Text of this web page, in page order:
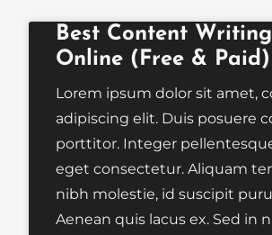
Best Content
Online (Free & Paid)
Lorem ipsum dolor sit amet,
adipiscing elit. Duis posuere
porttitor. Integer
eget consectetur. Aliquam
nibh molestie, id suscipit
Aenean quis lacus ex. Sed in